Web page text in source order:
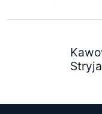
Stryja